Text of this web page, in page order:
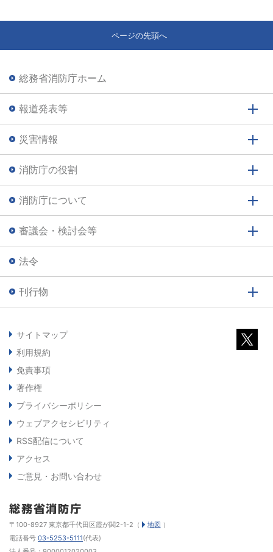
ページの先頭へ
総務省消防庁ホーム
報道発表等
災害情報
消防庁の役割
消防庁について
審議会・検討会等
法令
刊行物
サイトマップ
利用規約
免責事項
著作権
プライバシーポリシー
ウェブアクセシビリティ
RSS配信について
アクセス
ご意見・お問い合わせ
〒100-8927 東京都千代田区霞が関2-1-2（ 地図 ）
電話番号 03-5253-5111(代表)